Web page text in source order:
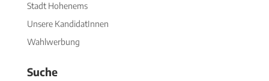
Stadt Hohenems
Unsere KandidatInnen
Wahlwerbung
Suche